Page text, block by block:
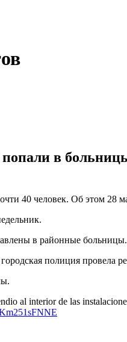
попали в
40 человек. Об этом 28
в районные больницы.
полиция провела
al interior de las